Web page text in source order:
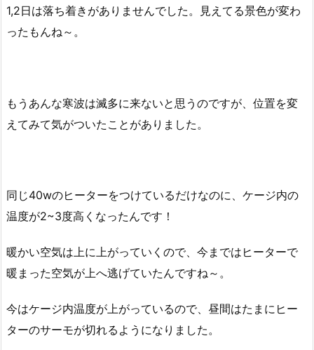
1,2日は落ち着きがありませんでした。見えてる景色が変わ
ったもんね～。
もうあんな寒波は滅多に来ないと思うのですが、位置を変
えてみて気がついたことがありました。
同じ40wのヒーターをつけているだけなのに、ケージ内の
温度が2~3度高くなったんです！
暖かい空気は上に上がっていくので、今まではヒーターで
暖まった空気が上へ逃げていたんですね～。
今はケージ内温度が上がっているので、昼間はたまにヒー
ターのサーモが切れるようになりました。